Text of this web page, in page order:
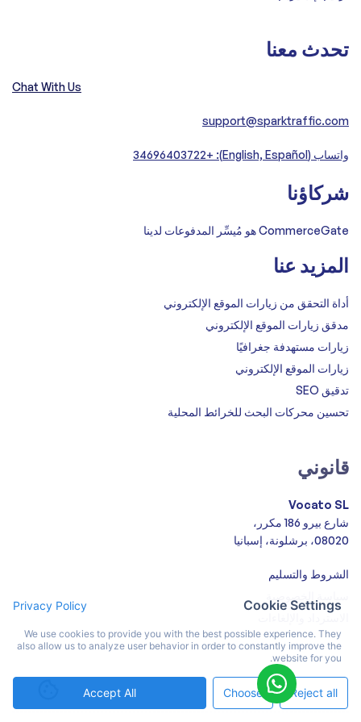
تحدث معنا
Chat With Us
support@sparktraffic.com
واتساب (English, Español): +34696403722
شركاؤنا
CommerceGate هو مُيسِّر المدفوعات لدينا
المزيد عنا
أداة التحقق من زيارات الموقع الإلكتروني
مدقق زيارات الموقع الإلكتروني
زيارات مستهدفة جغرافيًا
زيارات الموقع الإلكتروني
تدقيق SEO
تحسين محركات البحث للخرائط المحلية
قانوني
Vocato SL
شارع بيرو 186 مكرر،
08020، برشلونة، إسبانيا
الشروط والتسليم
الاسترداد والإلغاءات
Cookie Settings
Privacy Policy
We use cookies to provide you with the best possible experience. They
also allow us to analyze user behavior in order to constantly improve the
website for you.
Reject all
Choose
Accept All